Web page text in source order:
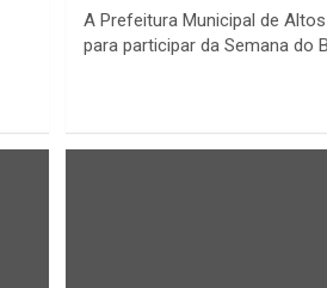
A Prefeitura Municipal de
para participar da Semana do